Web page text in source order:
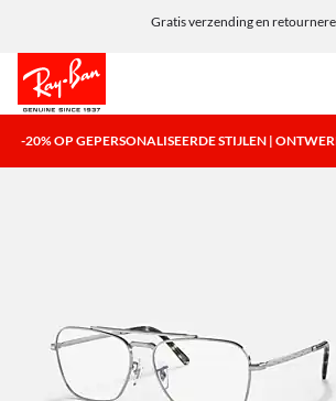
Gratis verzending en
Personaliseer je zonnebril en voeg gratis
-20% OP GEPERSONALISEERDE STIJLEN |